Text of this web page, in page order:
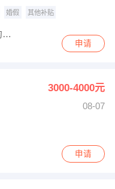
婚假 其他补贴
河北大唯兄弟房地产经纪咨询有限公司
申请
3000-4000元
08-07
申请